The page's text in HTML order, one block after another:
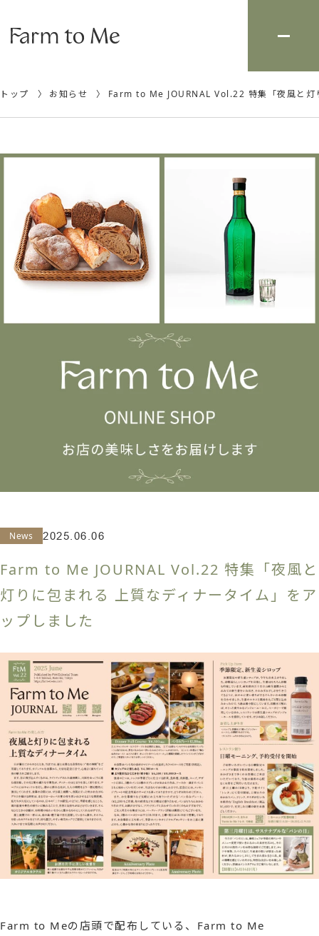
トップ お知らせ Farm to Me JOURNAL Vol.22 特集「夜風と灯
News 2025.06.06
Farm to Me JOURNAL Vol.22 特集「夜風と
灯りに包まれる 上質なディナータイム」をア
ップしました
Farm to Meの店頭で配布している、Farm to Me